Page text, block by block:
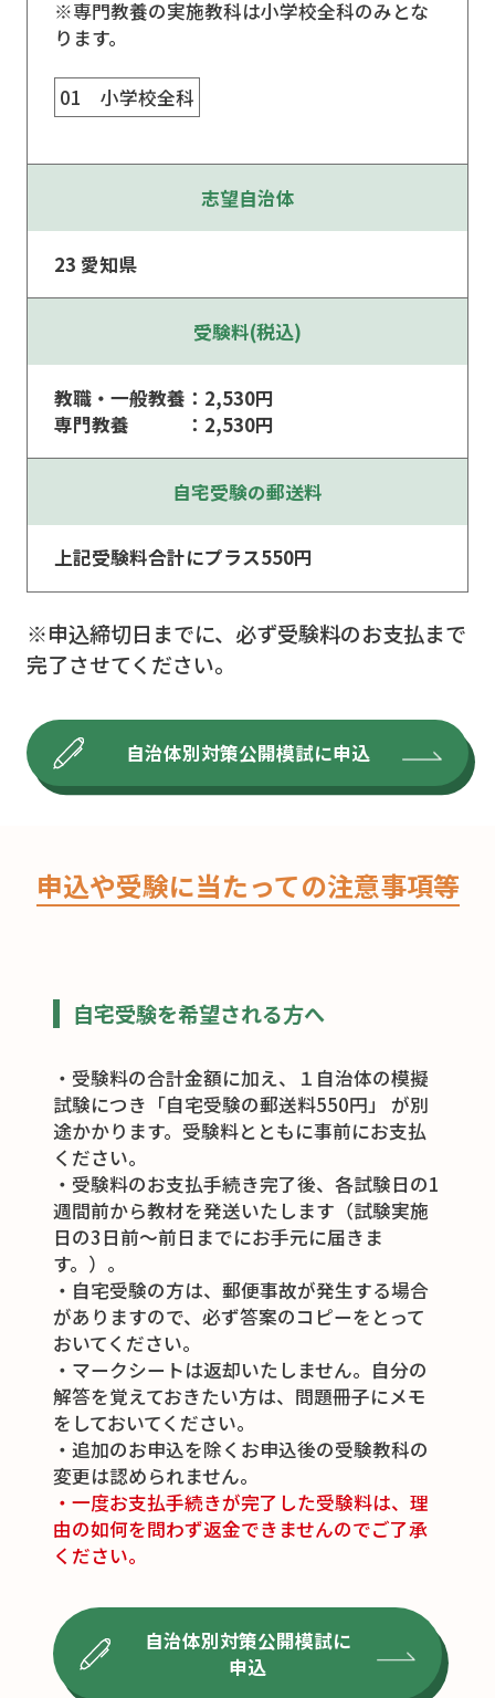
※専門教養の実施教科は小学校全科のみとな
ります。
01 小学校全科
志望⾃治体
23 愛知県
受験料(税込)
教職・一般教養：2,530円
専門教養 ：2,530円
自宅受験の郵送料
上記受験料合計にプラス550円
※申込締切⽇までに、必ず受験料のお⽀払まで
完了させてください。
自治体別対策公開模試に申込
申込や受験に当たっての注意事項等
⾃宅受験を希望される⽅へ
・受験料の合計⾦額に加え、１⾃治体の模擬
試験につき「⾃宅受験の郵送料550円」 が別
途かかります。受験料とともに事前にお⽀払
ください。
・受験料のお⽀払⼿続き完了後、各試験⽇の1
週間前から教材を発送いたします（試験実施
⽇の3日前〜前日までにお⼿元に届きま
す。）。
・⾃宅受験の⽅は、郵便事故が発⽣する場合
がありますので、必ず答案のコピーをとって
おいてください。
・マークシートは返却いたしません。⾃分の
解答を覚えておきたい⽅は、問題冊⼦にメモ
をしておいてください。
・追加のお申込を除くお申込後の受験教科の
変更は認められません。
・⼀度お⽀払⼿続きが完了した受験料は、理
由の如何を問わず返⾦できませんのでご了承
ください。
自治体別対策公開模試に
申込